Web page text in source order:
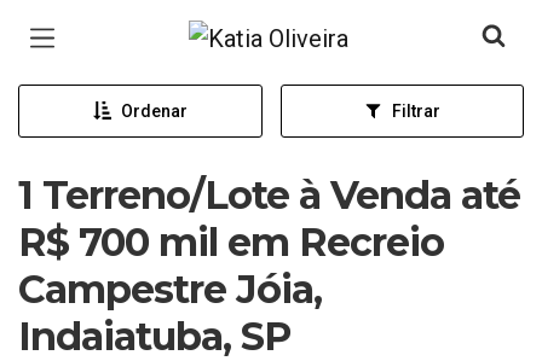
Página inicial
Ordenar Filtrar
1 Terreno/Lote à Venda até
R$ 700 mil em Recreio
Campestre Jóia,
Indaiatuba, SP